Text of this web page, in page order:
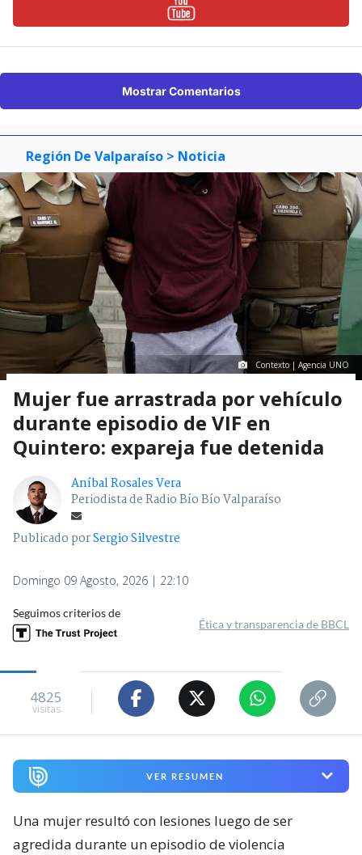
Mostrar Comentarios
Región De Valparaíso > Noticia
Contexto | Agencia UNO
Mujer fue arrastrada por vehículo
durante episodio de VIF en
Quintero: expareja fue detenida
Aníbal Rosales Vera
Periodista de Radio Bío Bío Valparaíso
Publicado porSergio Silvestre
Domingo 09 Agosto, 2026 | 22:10
Seguimos criterios de
Ética y transparencia de BBCL
4825
visitas
VER RESUMEN
Una mujer resultó con lesiones luego de ser
agredida durante un episodio de violencia